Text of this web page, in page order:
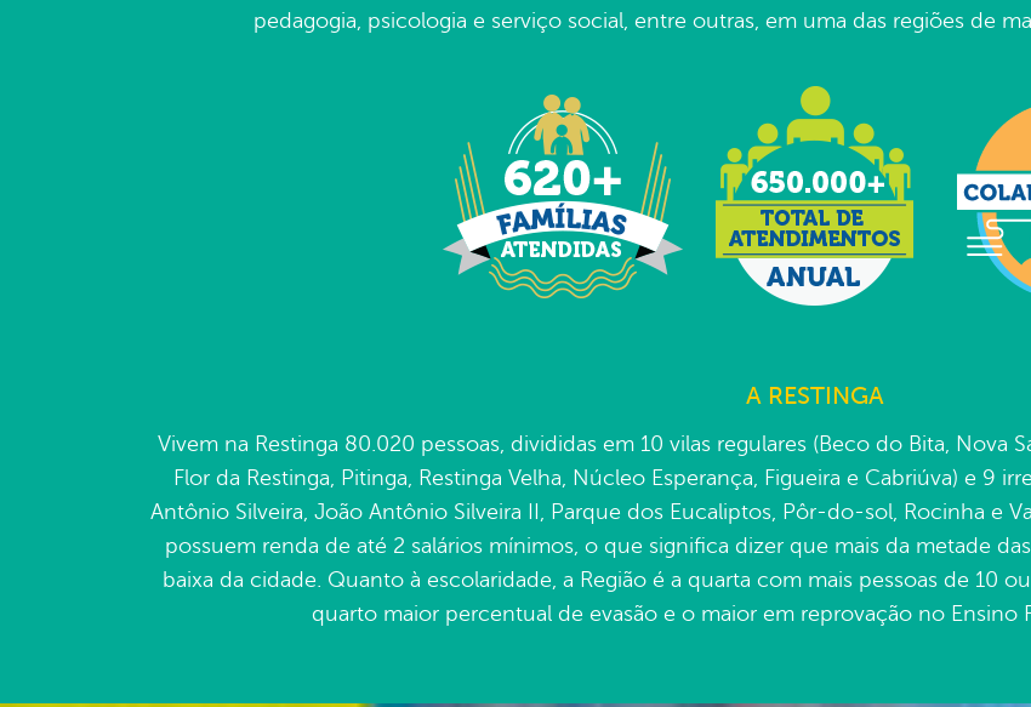
pedagogia, psicologia e serviço social, entre outras, em uma das regiões de
A RESTINGA
Vivem na Restinga 80.020 pessoas, divididas em 10 vilas regulares (Beco do Bita, Nova
Flor da Restinga, Pitinga, Restinga Velha, Núcleo Esperança, Figueira e Cabriúva) e 9
Antônio Silveira, João Antônio Silveira II, Parque dos Eucaliptos, Pôr-do-sol, Rocinha e
possuem renda de até 2 salários mínimos, o que significa dizer que mais da metade
baixa da cidade. Quanto à escolaridade, a Região é a quarta com mais pessoas de 10
quarto maior percentual de evasão e o maior em reprovação no Ensino